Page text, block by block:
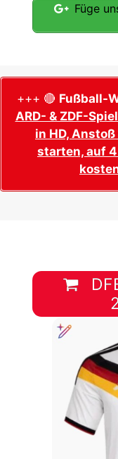
Füge
+++ 🔴 Fußball-
ARD- & ZDF-
in HD,
starten, auf